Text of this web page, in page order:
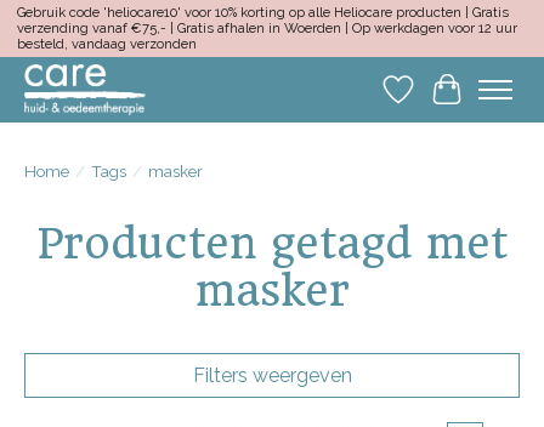
Gebruik code 'heliocare10' voor 10% korting op alle Heliocare producten | Gratis
verzending vanaf €75,- | Gratis afhalen in Woerden | Op werkdagen voor 12 uur
besteld, vandaag verzonden
Verlanglijst
Home / Tags / masker
Producten getagd met
masker
Filters weergeven